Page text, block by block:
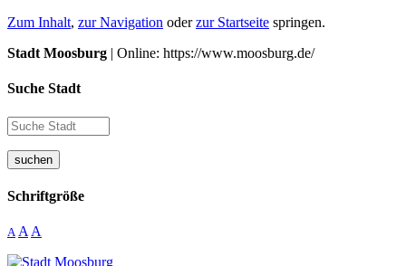
Zum Inhalt, zur Navigation oderzur Startseite springen.
Stadt Moosburg | Online: https://www.moosburg.de/
Suche Stadt
suchen
Schriftgröße
A A A